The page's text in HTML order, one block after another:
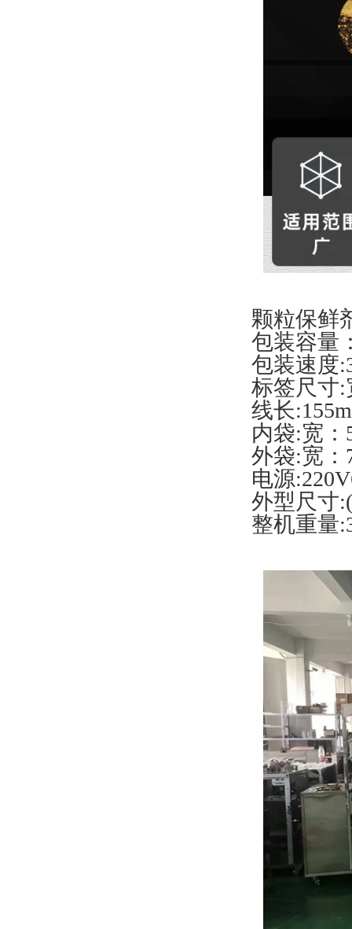
颗粒保鲜
包装容量
包装速度
标签尺寸:
线长
内袋:宽：
外袋:宽：
电源
外型尺寸
整机重量